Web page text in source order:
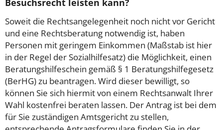
Soweit die Rechtsangelegenheit noch nicht vor Gericht
und eine Rechtsberatung notwendig ist, haben
Personen mit geringem Einkommen (Maßstab ist hier
in der Regel der Sozialhilfesatz) die Möglichkeit, einen
Beratungshilfeschein gemäß § 1 Beratungshilfegesetz
(BerHG) zu beantragen. Wird dieser bewilligt, so
können Sie sich hiermit von einem Rechtsanwalt Ihrer
Wahl kostenfrei beraten lassen. Der Antrag ist bei dem
für Sie zuständigen Amtsgericht zu stellen,